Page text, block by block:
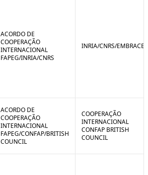
ACORDO DE
COOPERAÇÃO
INTERNACIONAL
FAPEG/INRIA/CNRS
INRIA/CNRS/EMBRACE
ACORDO DE
COOPERAÇÃO
INTERNACIONAL
FAPEG/CONFAP/BRITISH
COUNCIL
COOPERAÇÃO
INTERNACIONAL
CONFAP BRITISH
COUNCIL